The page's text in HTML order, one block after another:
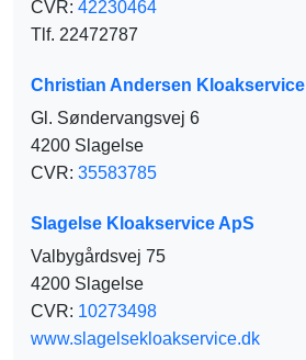
CVR: 42230464
Tlf. 22472787
Christian Andersen Kloakservice
Gl. Søndervangsvej 6
4200 Slagelse
CVR: 35583785
Slagelse Kloakservice ApS
Valbygårdsvej 75
4200 Slagelse
CVR: 10273498
www.slagelsekloakservice.dk